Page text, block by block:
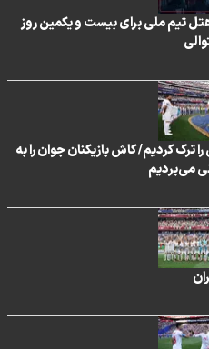
تیم ملی برای بیست و یکمین روز
ترک کردیم/ کاش بازیکنان جوان را به
می‌بردیم